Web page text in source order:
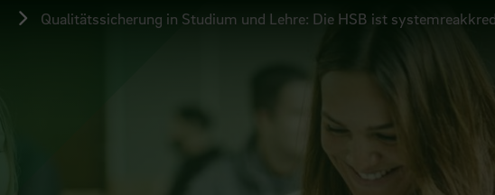
Qualitätssicherung in Studium und Lehre: Die HSB ist